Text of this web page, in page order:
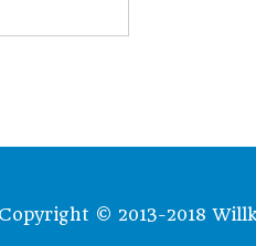
Copyright © 2013-2018